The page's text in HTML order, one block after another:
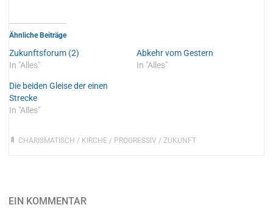
Ähnliche Beiträge
Zukunftsforum (2)
In "Alles"
Abkehr vom Gestern
In "Alles"
Die beiden Gleise der einen
Strecke
In "Alles"
CHARISMATISCH / KIRCHE / PROGRESSIV / ZUKUNFT
EIN KOMMENTAR